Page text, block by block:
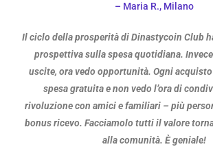
– Maria R., Milano
Il ciclo della prosperità di Dinastycoin Club
prospettiva sulla spesa quotidiana.
uscite, ora vedo opportunità. Ogni
spesa gratuita e non vedo l’ora di
rivoluzione con amici e familiari – più
bonus ricevo. Facciamolo tutti il valore
alla comunità. È geniale!